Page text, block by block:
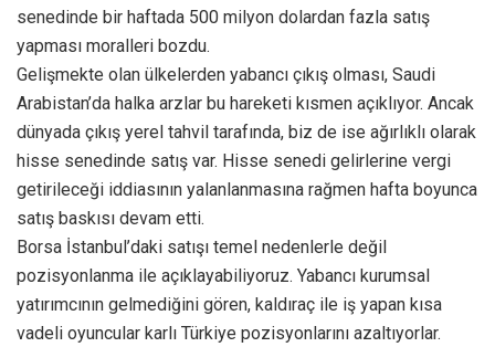
senedinde bir haftada 500 milyon dolardan fazla satış
yapması moralleri bozdu.
Gelişmekte olan ülkelerden yabancı çıkış olması, Saudi
Arabistan’da halka arzlar bu hareketi kısmen açıklıyor. Ancak
dünyada çıkış yerel tahvil tarafında, biz de ise ağırlıklı olarak
hisse senedinde satış var. Hisse senedi gelirlerine vergi
getirileceği iddiasının yalanlanmasına rağmen hafta boyunca
satış baskısı devam etti.
Borsa İstanbul’daki satışı temel nedenlerle değil
pozisyonlanma ile açıklayabiliyoruz. Yabancı kurumsal
yatırımcının gelmediğini gören, kaldıraç ile iş yapan kısa
vadeli oyuncular karlı Türkiye pozisyonlarını azaltıyorlar.